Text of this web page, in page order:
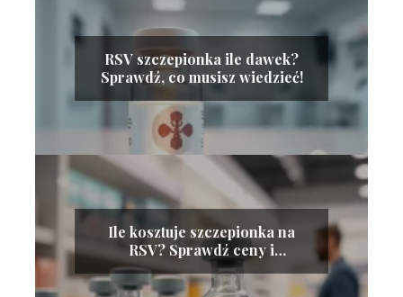
RSV szczepionka ile dawek?
Sprawdź, co musisz wiedzieć!
Ile kosztuje szczepionka na
RSV? Sprawdź ceny i
dostępność